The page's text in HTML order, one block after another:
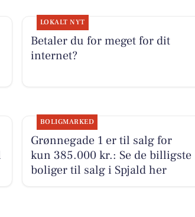
LOKALT NYT
Betaler du for meget for dit
internet?
BOLIGMARKED
Grønnegade 1 er til salg for
kun 385.000 kr.: Se de billigste
boliger til salg i Spjald her